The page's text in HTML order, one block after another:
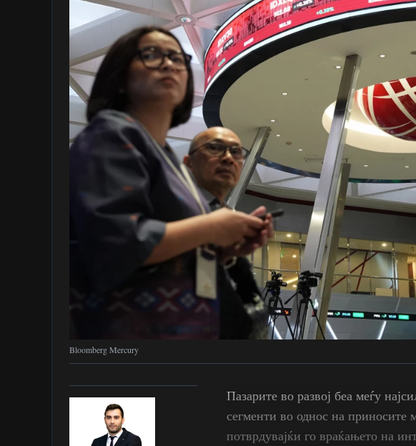
Bloomberg Mercury
Пазарите во развој беа меѓу
сегменти во однос на приносите
потврдувајќи го враќањето на